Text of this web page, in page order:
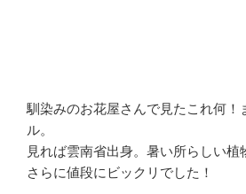
馴染みのお花屋さんで見たこれ何！
ル。
見れば雲南省出身。暑い所らしい植
さらに値段にビックリでした！